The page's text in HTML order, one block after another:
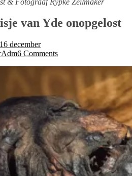
van Yde onopgelost
16 december
6 Comments